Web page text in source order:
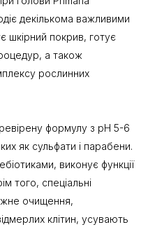
декількома важливими
шкірний покрив, готує
а також
рослинних
формулу з рН 5-6
як сульфати і парабени.
виконує функції
того, спеціальні
очищення,
клітин, усувають